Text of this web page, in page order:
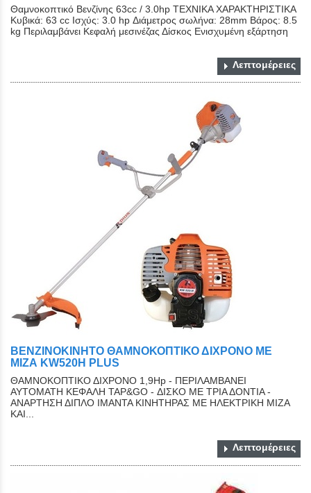
Θαμνοκοπτικό Bενζίνης 63cc / 3.0hp ΤΕΧΝΙΚΑ ΧΑΡΑΚΤΗΡΙΣΤΙΚΑ
Κυβικά: 63 cc Ισχύς: 3.0 hp Διάμετρος σωλήνα: 28mm Βάρος: 8.5
kg Περιλαμβάνει Κεφαλή μεσινέζας Δίσκος Ενισχυμένη εξάρτηση
Λεπτομέρειες
ΒΕΝΖΙΝΟΚΙΝΗΤΟ ΘΑΜΝΟΚΟΠΤΙΚΟ ΔΙΧΡΟΝΟ ΜΕ
ΜΙΖΑ KW520H PLUS
ΘΑΜΝΟΚΟΠΤΙΚΟ ΔΙΧΡΟΝΟ 1,9Ηp - ΠΕΡΙΛΑΜΒΑΝΕΙ
ΑΥΤΟΜΑΤΗ ΚΕΦΑΛΗ ΤΑΡ&GO - ΔΙΣΚΟ ΜΕ ΤΡΙΑ ΔΟΝΤΙΑ -
ΑΝΑΡΤΗΣΗ ΔΙΠΛΟ ΙΜΑΝΤΑ ΚΙΝΗΤΗΡΑΣ ΜΕ ΗΛΕΚΤΡΙΚΗ ΜΙΖΑ
ΚΑΙ...
Λεπτομέρειες